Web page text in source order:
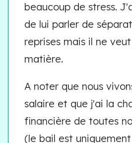
beaucoup de stress.
de lui parler de
reprises mais il ne
matière.
A noter que nous
salaire et que j'ai la
financière de toutes
(le bail est